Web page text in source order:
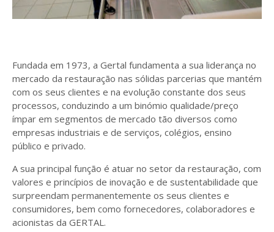
Fundada em 1973, a Gertal fundamenta a sua liderança no
mercado da restauração nas sólidas parcerias que mantém
com os seus clientes e na evolução constante dos seus
processos, conduzindo a um binómio qualidade/preço
ímpar em segmentos de mercado tão diversos como
empresas industriais e de serviços, colégios, ensino
público e privado.
A sua principal função é atuar no setor da restauração, com
valores e princípios de inovação e de sustentabilidade que
surpreendam permanentemente os seus clientes e
consumidores, bem como fornecedores, colaboradores e
acionistas da GERTAL.